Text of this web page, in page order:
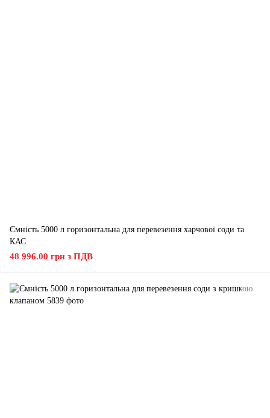
Ємність 5000 л горизонтальна для перевезення харчової соди та
КАС
48 996.00 грн з ПДВ